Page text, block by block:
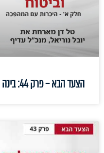
הצעד הבא – פרק 44: בינה מלאכותית וביטוח